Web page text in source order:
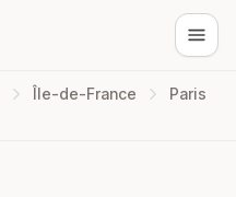
Île-de-France
Paris